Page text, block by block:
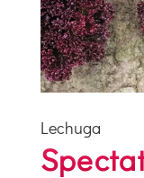
Lechuga